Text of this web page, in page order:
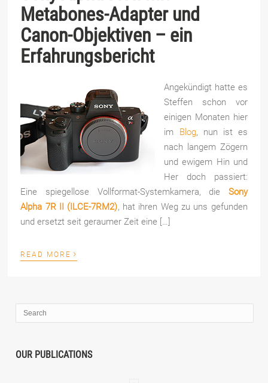
Metabones-Adapter und
Canon-Objektiven – ein
Erfahrungsbericht
Angekündigt hatte es
Steffen schon vor
einigen Monaten hier
im Blog, nun ist es
nach langem Zögern
und ewigem Hin und
Her doch passiert:
Eine spiegellose Vollformat-Systemkamera, die Sony
Alpha 7R II (ILCE-7RM2), hat ihren Weg zu uns gefunden
und ersetzt seit geraumer Zeit eine […]
READ MORE ›
OUR PUBLICATIONS